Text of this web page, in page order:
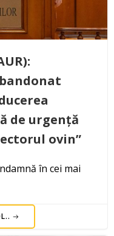
de urgență
ovin”
în cei mai